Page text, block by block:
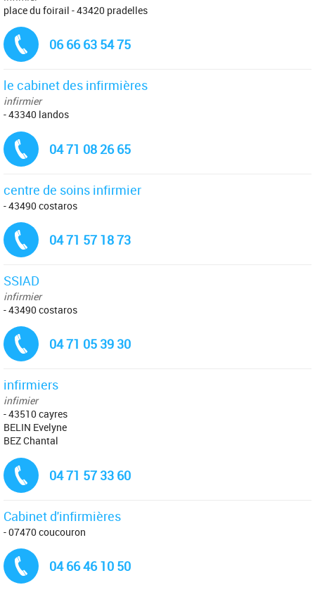
place du foirail - 43420 pradelles
06 66 63 54 75
le cabinet des infirmières
infirmier
- 43340 landos
04 71 08 26 65
centre de soins infirmier
- 43490 costaros
04 71 57 18 73
SSIAD
infirmier
- 43490 costaros
04 71 05 39 30
infirmiers
infimier
- 43510 cayres
BELIN Evelyne
BEZ Chantal
04 71 57 33 60
Cabinet d'infirmières
- 07470 coucouron
04 66 46 10 50